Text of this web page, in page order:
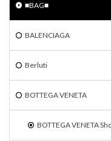
■BAG■
BALENCIAGA
Berluti
BOTTEGA VENETA
BOTTEGA VENETA